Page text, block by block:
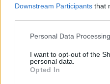
Downstream Participants that
Personal Data
I want to opt-out of the
personal data.
Opted In
9 πράγματα που δεν
Πάνω από 100 μωρά